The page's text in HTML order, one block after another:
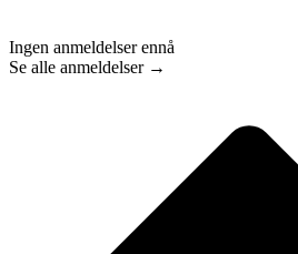
Ingen anmeldelser ennå
Se alle anmeldelser →